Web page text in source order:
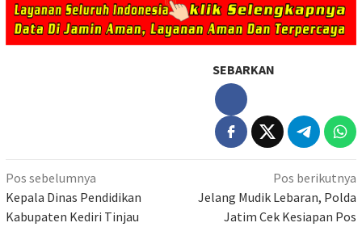
SEBARKAN
Navigasi
pos
Pos sebelumnya
Kepala Dinas Pendidikan
Kabupaten Kediri Tinjau
Pos berikutnya
Jelang Mudik Lebaran, Polda
Jatim Cek Kesiapan Pos